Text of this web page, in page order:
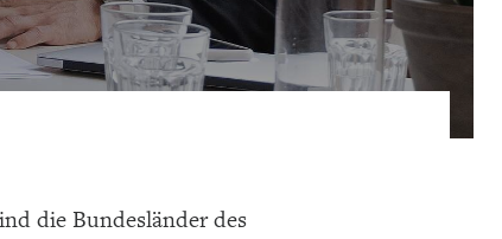
die Bundesländer des